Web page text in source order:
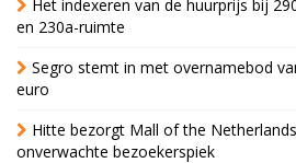
Het indexeren van de huurprijs bij
en 230a-ruimte
Segro stemt in met overnamebod
euro
Hitte bezorgt Mall of the Netherlands
onverwachte bezoekerspiek